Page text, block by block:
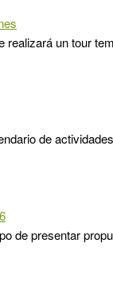
realizará un tour
de
de presentar